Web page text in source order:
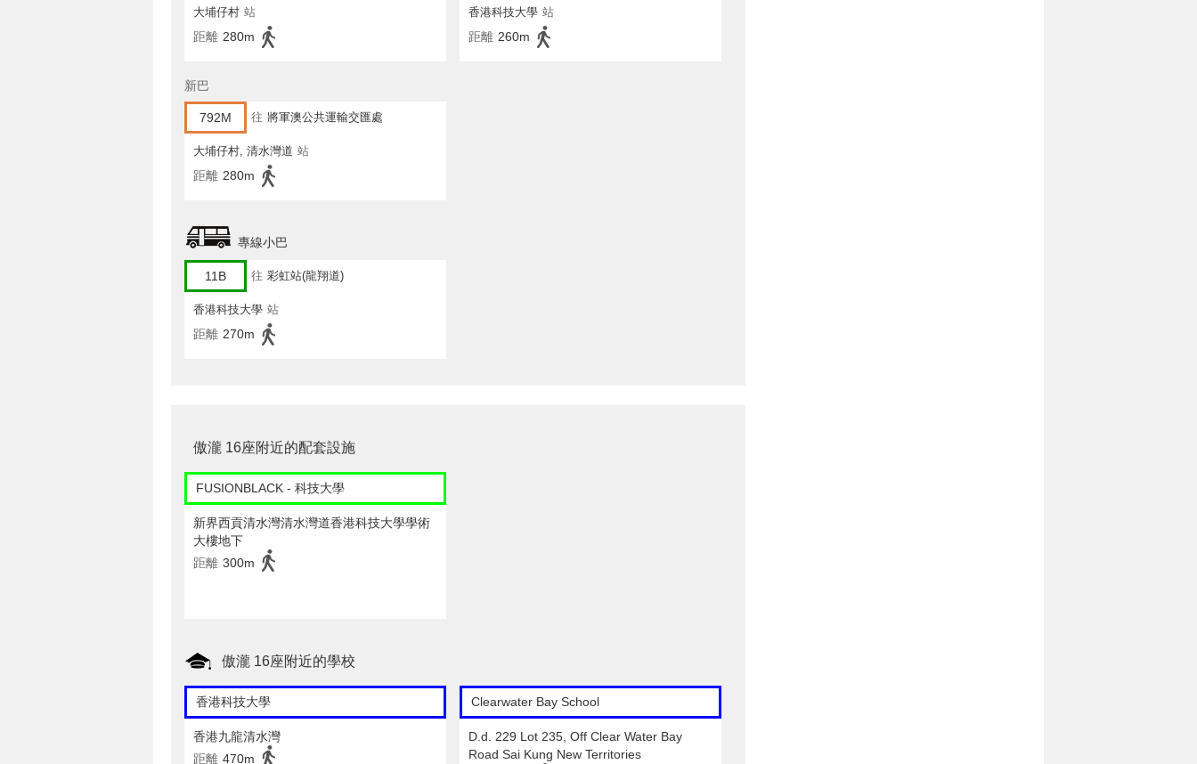
大埔仔村 站
距離 280m
香港科技大學 站
距離 260m
新巴
792M 往 將軍澳公共運輸交匯處
大埔仔村, 清水灣道 站
距離 280m
專線小巴
11B 往 彩虹站(龍翔道)
香港科技大學 站
距離 270m
傲瀧 16座附近的配套設施
FUSIONBLACK - 科技大學
新界西貢清水灣清水灣道香港科技大學學術
大樓地下
距離 300m
傲瀧 16座附近的學校
香港科技大學
香港九龍清水灣
距離 470m
Clearwater Bay School
D.d. 229 Lot 235, Off Clear Water Bay
Road Sai Kung New Territories